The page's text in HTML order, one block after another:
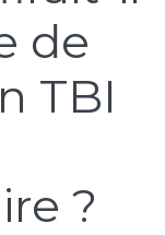
de
TBI
?